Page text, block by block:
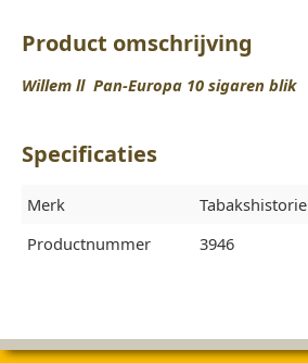
Product omschrijving
Willem ll Pan-Europa 10 sigaren blik
Specificaties
Merk
Tabakshistorie
Productnummer
3946